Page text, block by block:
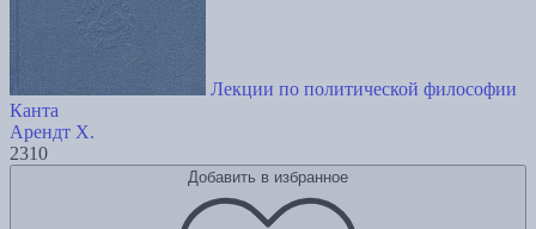
Лекции по политической философии
Канта
Арендт Х.
2310
Добавить в избранное